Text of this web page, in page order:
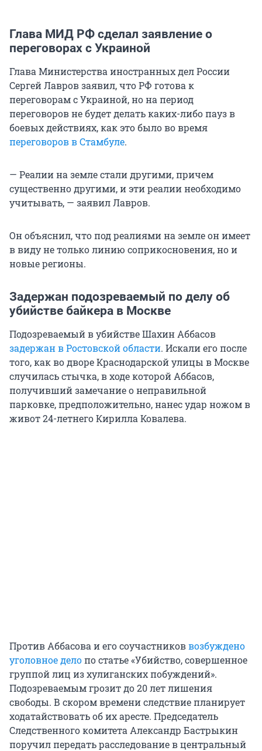
Глава МИД РФ сделал заявление о
переговорах с Украиной
Глава Министерства иностранных дел России
Сергей Лавров заявил, что РФ готова к
переговорам с Украиной, но на период
переговоров не будет делать каких-либо пауз в
боевых действиях, как это было во время
переговоров в Стамбуле.
— Реалии на земле стали другими, причем
существенно другими, и эти реалии необходимо
учитывать, — заявил Лавров.
Он объяснил, что под реалиями на земле он имеет
в виду не только линию соприкосновения, но и
новые регионы.
Задержан подозреваемый по делу об
убийстве байкера в Москве
Подозреваемый в убийстве Шахин Аббасов
задержан в Ростовской области. Искали его после
того, как во дворе Краснодарской улицы в Москве
случилась стычка, в ходе которой Аббасов,
получивший замечание о неправильной
парковке, предположительно, нанес удар ножом в
живот 24-летнего Кирилла Ковалева.
Против Аббасова и его соучастниковвозбуждено
уголовное делопо статье «Убийство, совершенное
группой лиц из хулиганских побуждений».
Подозреваемым грозит до 20 лет лишения
свободы. В скором времени следствие планирует
ходатайствовать об их аресте. Председатель
Следственного комитета Александр Бастрыкин
поручил передать расследование в центральный